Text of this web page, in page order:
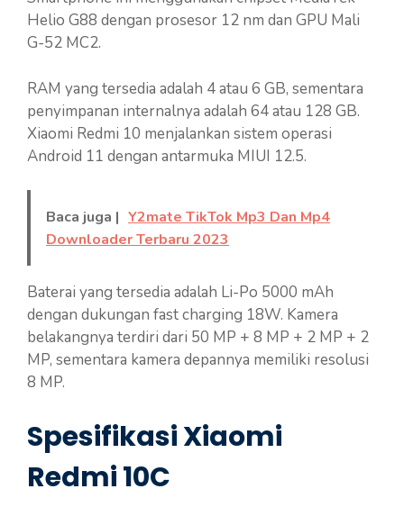
Helio G88 dengan prosesor 12 nm dan GPU Mali
G-52 MC2.
RAM yang tersedia adalah 4 atau 6 GB, sementara
penyimpanan internalnya adalah 64 atau 128 GB.
Xiaomi Redmi 10 menjalankan sistem operasi
Android 11 dengan antarmuka MIUI 12.5.
Baca juga | Y2mate TikTok Mp3 Dan Mp4
Downloader Terbaru 2023
Baterai yang tersedia adalah Li-Po 5000 mAh
dengan dukungan fast charging 18W. Kamera
belakangnya terdiri dari 50 MP + 8 MP + 2 MP + 2
MP, sementara kamera depannya memiliki resolusi
8 MP.
Spesifikasi Xiaomi
Redmi 10C